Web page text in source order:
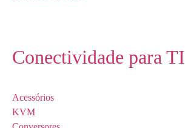
Conectividade para TI
Acessórios
KVM